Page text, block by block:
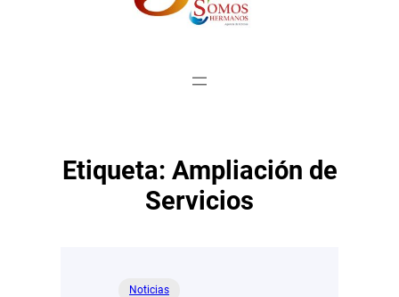
Etiqueta: Ampliación de
Servicios
Noticias